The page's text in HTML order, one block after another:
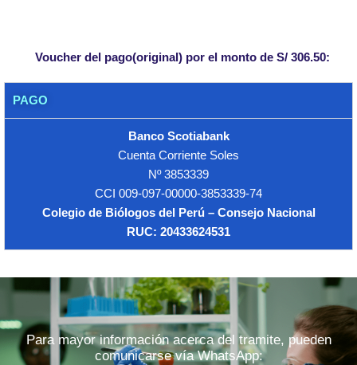
Voucher del pago(original) por el monto de S/ 306.50:
PAGO
Banco Scotiabank
Cuenta Corriente Soles
Nº 3853339
CCI 009-097-00000-3853339-74
Colegio de Biólogos del Perú – Consejo Nacional
RUC: 20433624531
Para mayor información acerca del tramite, pueden
comunicarse vía WhatsApp: